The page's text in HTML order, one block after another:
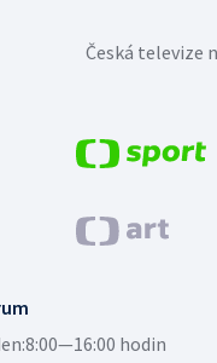
8:00—16:00 hodin
Česká televize